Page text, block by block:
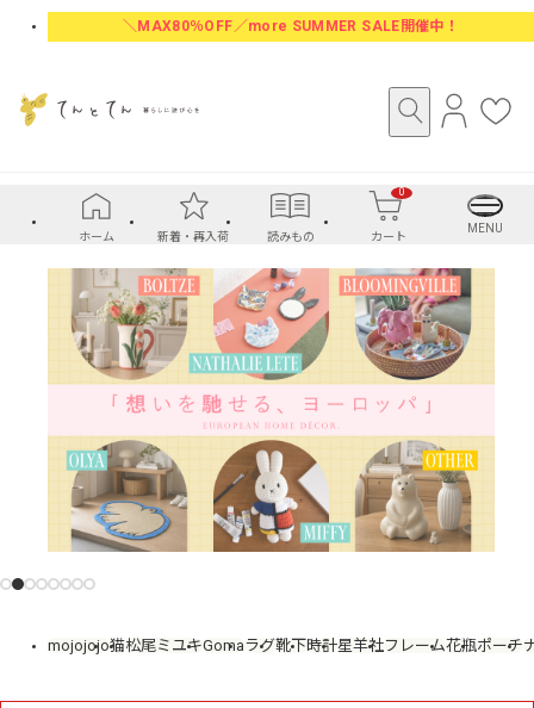
＼MAX80％OFF／more SUMMER SALE開催中！
入
り
ホーム 新着・再入荷 読みもの カート
0
MENU
mojojojo猫松尾ミユキGomaラグ靴下時計星羊社フレーム花瓶ポーチ